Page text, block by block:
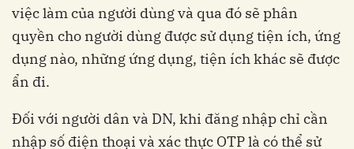
việc làm của người dùng và qua đó sẽ phân
quyền cho người dùng được sử dụng tiện ích, ứng
dụng nào, những ứng dụng, tiện ích khác sẽ được
ẩn đi.
Đối với người dân và DN, khi đăng nhập chỉ cần
nhập số điện thoại và xác thực OTP là có thể sử